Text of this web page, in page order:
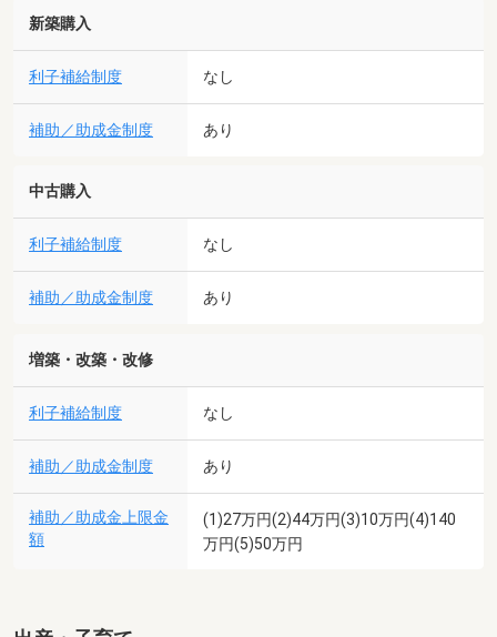
新築購入
利子補給制度 なし
補助／助成金制度 あり
中古購入
利子補給制度 なし
補助／助成金制度 あり
増築・改築・改修
利子補給制度 なし
補助／助成金制度 あり
補助／助成金上限金
額
(1)27万円(2)44万円(3)10万円(4)140
万円(5)50万円